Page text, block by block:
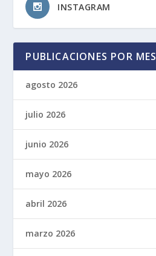
INSTAGRAM
PUBLICACIONES POR MES
agosto 2026
julio 2026
junio 2026
mayo 2026
abril 2026
marzo 2026